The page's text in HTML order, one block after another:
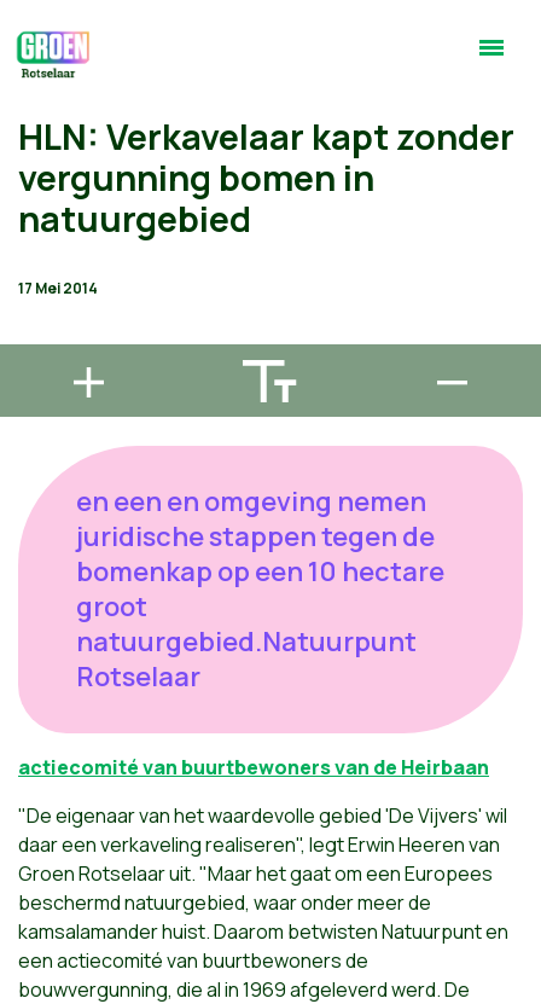
HLN: Verkavelaar kapt zonder
vergunning bomen in
natuurgebied
17 Mei 2014
en een en omgeving nemen
juridische stappen tegen de
bomenkap op een 10 hectare
groot
natuurgebied.Natuurpunt
Rotselaar
actiecomité van buurtbewoners van de Heirbaan
"De eigenaar van het waardevolle gebied 'De Vijvers' wil
daar een verkaveling realiseren", legt Erwin Heeren van
Groen Rotselaar uit. "Maar het gaat om een Europees
beschermd natuurgebied, waar onder meer de
kamsalamander huist. Daarom betwisten Natuurpunt en
een actiecomité van buurtbewoners de
bouwvergunning, die al in 1969 afgeleverd werd. De